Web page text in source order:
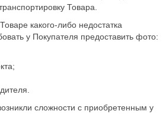
Товара.
какого-либо недостатка
у Покупателя предоставить фото:
сложности с приобретенным у